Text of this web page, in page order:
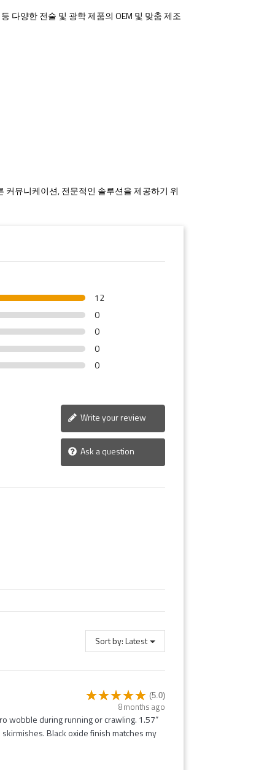
다양한 전술 및 광학 제품의 OEM 및 맞춤 제조
커뮤니케이션, 전문적인 솔루션을 제공하기 위
12
0
0
0
0
Write your review
Ask a question
Sort by:Latest
(5.0)
8 months ago
wobble during running or crawling. 1.57”
Black oxide finish matches my